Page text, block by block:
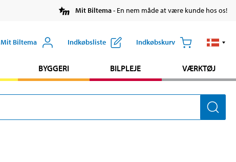
Mit Biltema- En nem måde at være kunde hos os!
Mit Biltema Indkøbsliste Indkøbskurv
BYGGERI BILPLEJE VÆRKTØJ